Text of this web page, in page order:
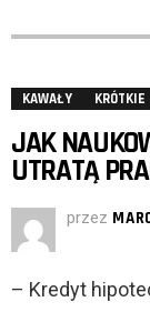
KAWAŁY KRÓTKIE
JAK
UTRATĄ
przez
– Kredyt